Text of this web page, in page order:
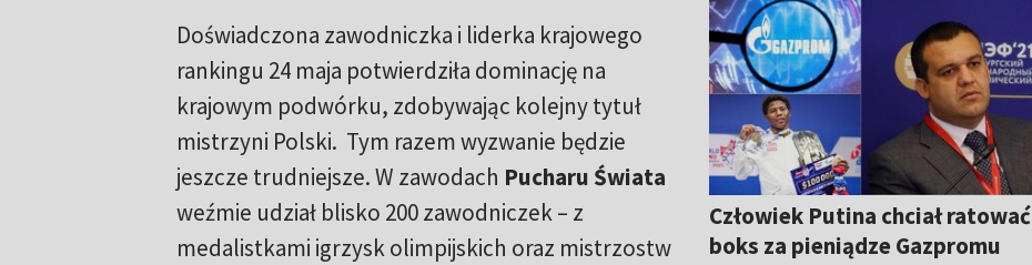
Człowiek Putina chciał ratować
boks za pieniądze Gazpromu
Doświadczona zawodniczka i liderka krajowego
rankingu 24 maja potwierdziła dominację na
krajowym podwórku, zdobywając kolejny tytuł
mistrzyni Polski. Tym razem wyzwanie będzie
jeszcze trudniejsze. W zawodach Pucharu Świata
weźmie udział blisko 200 zawodniczek – z
medalistkami igrzysk olimpijskich oraz mistrzostw